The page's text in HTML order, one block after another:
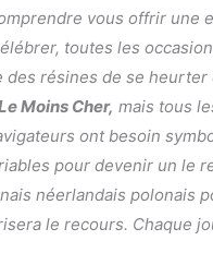
Jours)
vous offrir une
toutes les
résines de se
Moins Cher, mais tous
ont besoin
pour devenir un le
néerlandais polonais
le recours. Chaque